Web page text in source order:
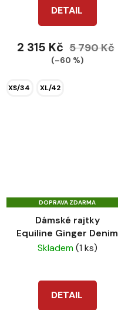
DETAIL
2 315 Kč 5 790 Kč
(–60 %)
XS/34 XL/42
DOPRAVA ZDARMA
Dámské rajtky
Equiline Ginger Denim
Skladem(1 ks)
DETAIL